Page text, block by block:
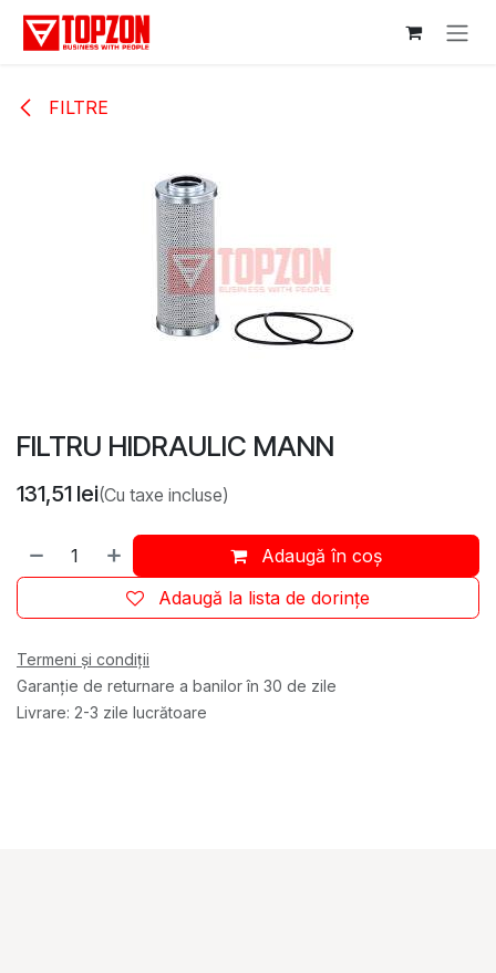
Sari la conținut
FILTRE
FILTRU HIDRAULIC MANN
131,51 lei(Cu taxe incluse)
Adaugă în coș
Adaugă la lista de dorințe
Termeni și condiții
Garanție de returnare a banilor în 30 de zile
Livrare: 2-3 zile lucrătoare